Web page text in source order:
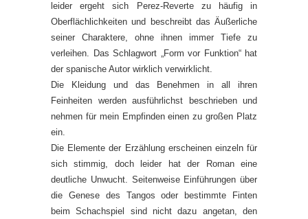
leider ergeht sich Perez-Reverte zu häufig in
Oberflächlichkeiten und beschreibt das Äußerliche
seiner Charaktere, ohne ihnen immer Tiefe zu
verleihen. Das Schlagwort „Form vor Funktion“ hat
der spanische Autor wirklich verwirklicht.
Die Kleidung und das Benehmen in all ihren
Feinheiten werden ausführlichst beschrieben und
nehmen für mein Empfinden einen zu großen Platz
ein.
Die Elemente der Erzählung erscheinen einzeln für
sich stimmig, doch leider hat der Roman eine
deutliche Unwucht. Seitenweise Einführungen über
die Genese des Tangos oder bestimmte Finten
beim Schachspiel sind nicht dazu angetan, den